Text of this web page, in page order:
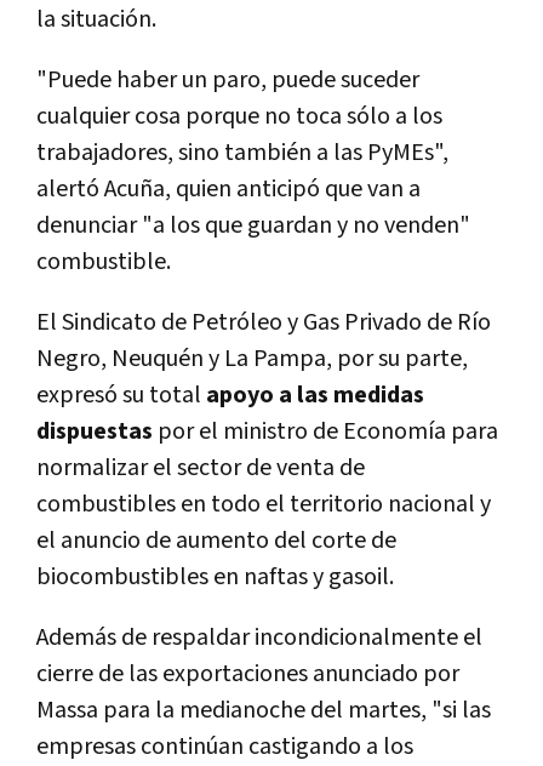
la situación.
"Puede haber un paro, puede suceder
cualquier cosa porque no toca sólo a los
trabajadores, sino también a las PyMEs",
alertó Acuña, quien anticipó que van a
denunciar "a los que guardan y no venden"
combustible.
El Sindicato de Petróleo y Gas Privado de Río
Negro, Neuquén y La Pampa, por su parte,
expresó su total apoyo a las medidas
dispuestas por el ministro de Economía para
normalizar el sector de venta de
combustibles en todo el territorio nacional y
el anuncio de aumento del corte de
biocombustibles en naftas y gasoil.
Además de respaldar incondicionalmente el
cierre de las exportaciones anunciado por
Massa para la medianoche del martes, "si las
empresas continúan castigando a los